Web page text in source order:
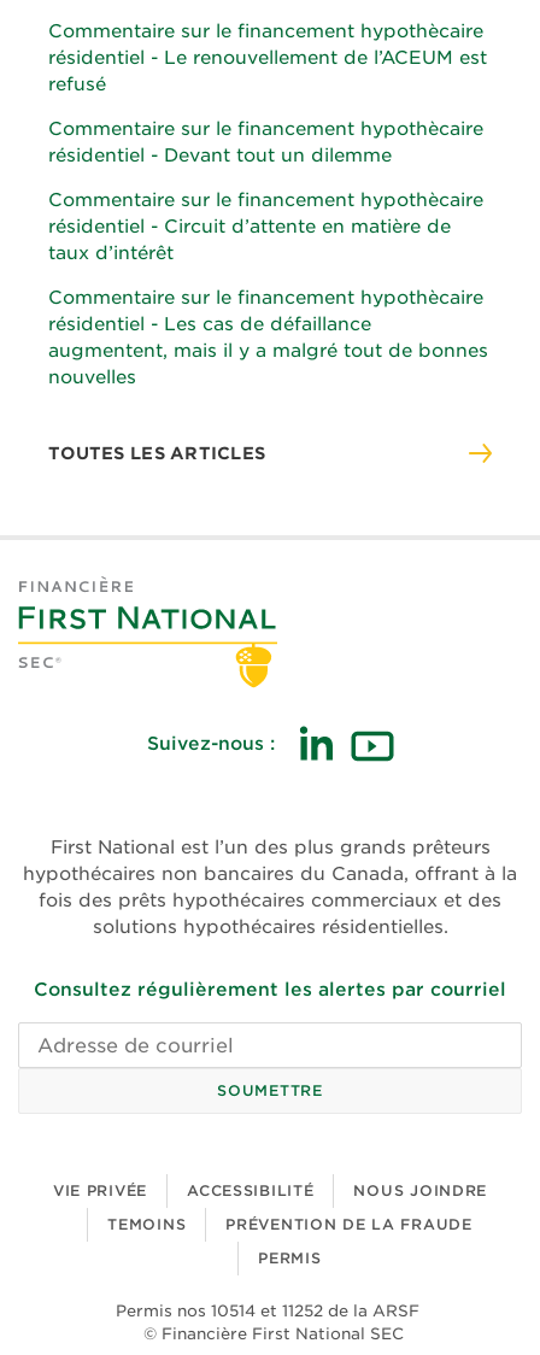
Commentaire sur le financement hypothècaire
résidentiel - Le renouvellement de l’ACEUM est
refusé
Commentaire sur le financement hypothècaire
résidentiel - Devant tout un dilemme
Commentaire sur le financement hypothècaire
résidentiel - Circuit d’attente en matière de
taux d’intérêt
Commentaire sur le financement hypothècaire
résidentiel - Les cas de défaillance
augmentent, mais il y a malgré tout de bonnes
nouvelles
TOUTES LES ARTICLES
Suivez-nous :
nouvelle
fenêtre)
nouvelle
fenêtre)
First National est l’un des plus grands prêteurs
hypothécaires non bancaires du Canada, offrant à la
fois des prêts hypothécaires commerciaux et des
solutions hypothécaires résidentielles.
Consultez régulièrement les alertes par courriel
Adresse
de
SOUMETTRE
VIE PRIVÉE ACCESSIBILITÉ
NOUS JOINDRE
TEMOINS
PRÉVENTION DE LA FRAUDE
PERMIS
Permis nos 10514 et 11252 de la ARSF
© Financière First National SEC